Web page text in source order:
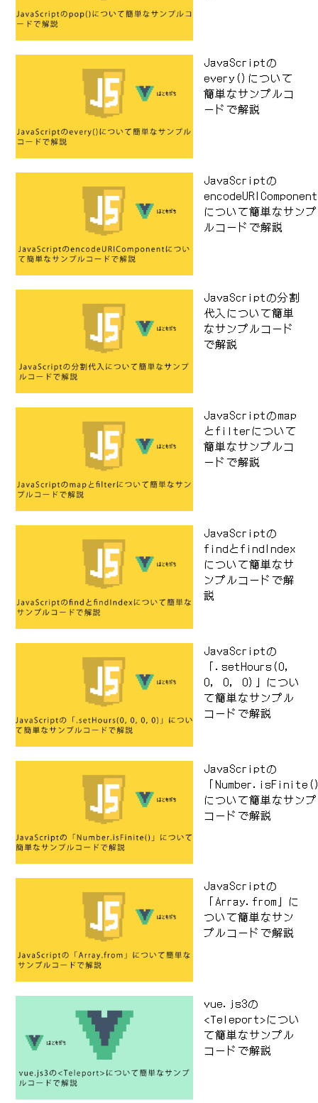
JavaScriptの
every()について
簡単なサンプルコ
ードで解説
JavaScriptの
encodeURIComponent
について簡単なサンプ
ルコードで解説
JavaScriptの分割
代入について簡単
なサンプルコード
で解説
JavaScriptのmap
とfilterについて
簡単なサンプルコ
ードで解説
JavaScriptの
findとfindIndex
について簡単なサ
ンプルコードで解
説
JavaScriptの
「.setHours(0,
0, 0, 0)」につい
て簡単なサンプル
コードで解説
JavaScriptの
「
について簡単なサン
コードで解説
JavaScriptの
「Array.from」に
ついて簡単なサン
プルコードで解説
vue.js3の
<Teleport>につい
て簡単なサンプル
コードで解説